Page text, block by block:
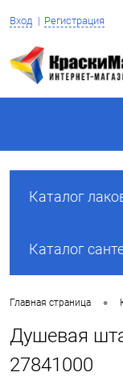
Вход Регистрация
Каталог
Каталог
Главная страница •
Душевая
27841000